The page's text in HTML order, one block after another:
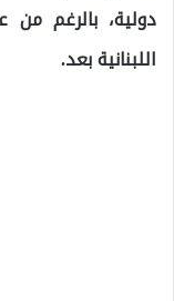
دولية، بالرغم
اللبنانية بعد.